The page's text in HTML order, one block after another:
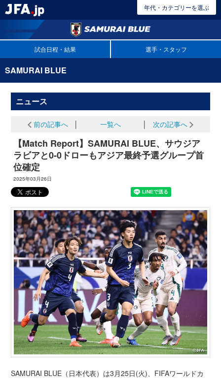
年代・カテゴリーを選ぶ
試合日程・結果 選手・スタッフ
SAMURAI BLUE
ニュース
前の記事へ 一覧へ 次の記事へ
【Match Report】SAMURAI BLUE、サウジア
ラビアと0-0ドローもアジア最終予選グループ首
位確定
2025年03月26日
SAMURAI BLUE（日本代表）は3月25日(火)、FIFAワールドカ